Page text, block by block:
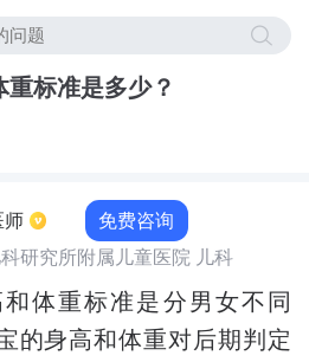
标准是多少？
师 免费咨询
研究所附属儿童医院 儿科
体重标准是分男女不同
的身高和体重对后期判定